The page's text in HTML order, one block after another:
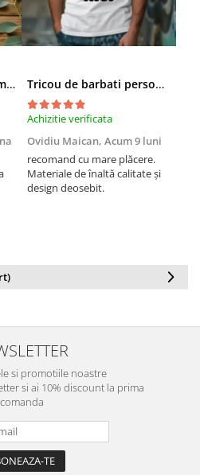
Body personalizat "Mami+Tati=Robert" Tricou de barbati personalizat cu textul tau
Achizitie verificata
Ovidiu Maican, Acum 9 luni
recomand cu mare plăcere.
Materiale de înaltă calitate și
design deosebit.
si promotiile noastre
si ai 10% discount la prima
comanda